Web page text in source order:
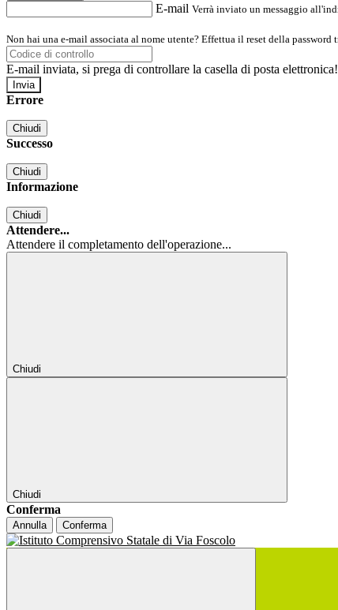
E-mail Verrà inviato un messaggio
Non hai una e-mail associata al nome utente? Effettua il reset della password
E-mail inviata, si prega di controllare la casella di posta elettronica!
Errore
Chiudi
Successo
Chiudi
Informazione
Chiudi
Attendere...
Attendere il completamento dell'operazione...
Chiudi
Chiudi
Conferma
Annulla Conferma